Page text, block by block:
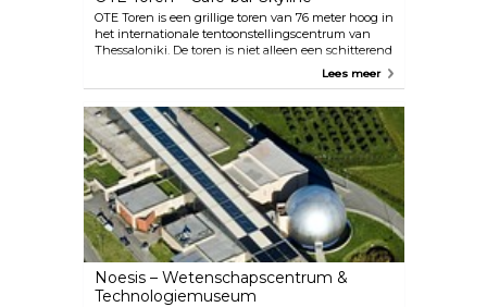
OTE Toren is een grillige toren van 76 meter hoog in
het internationale tentoonstellingscentrum van
Thessaloniki. De toren is niet alleen een schitterend
monument voor het ontwerp van de jaren 60, maar
biedt ook onderdak aan een draaibare Skyline café-
koffie, speciale drankjes en een kleine selectie
kleine hapjes. Na zonsondergang is er live
pianomuziek. Skyline organiseert speciale
evenementen voor Kerstmis en Oudejaarsavond,
mocht je Thessaloniki in de winter bezoeken.
Lees meer
Noesis – Wetenschapscentrum &
Technologiemuseum